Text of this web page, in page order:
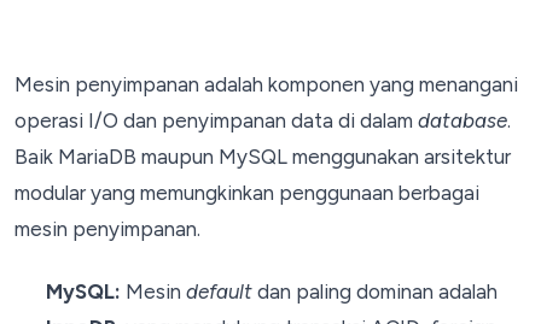
Mesin penyimpanan adalah komponen yang menangani
operasi I/O dan penyimpanan data di dalam database.
Baik MariaDB maupun MySQL menggunakan arsitektur
modular yang memungkinkan penggunaan berbagai
mesin penyimpanan.
MySQL: Mesin defaultdan paling dominan adalah